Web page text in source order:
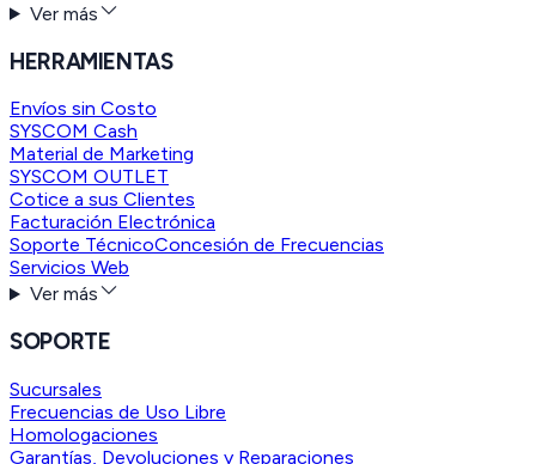
Ver más
HERRAMIENTAS
Envíos sin Costo
SYSCOM Cash
Material de Marketing
SYSCOM OUTLET
Cotice a sus Clientes
Facturación Electrónica
Soporte TécnicoConcesión de Frecuencias
Servicios Web
Ver más
SOPORTE
Sucursales
Frecuencias de Uso Libre
Homologaciones
Garantías, Devoluciones y Reparaciones